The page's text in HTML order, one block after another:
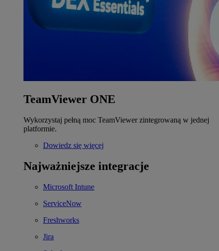
TeamViewer ONE
Wykorzystaj pełną moc TeamViewer zintegrowaną w jednej
platformie.
Dowiedz się więcej
Najważniejsze integracje
Microsoft Intune
ServiceNow
Freshworks
Jira